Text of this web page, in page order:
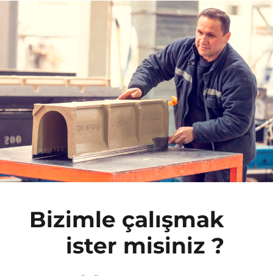
Bizimle çalışmak
ister misiniz ?